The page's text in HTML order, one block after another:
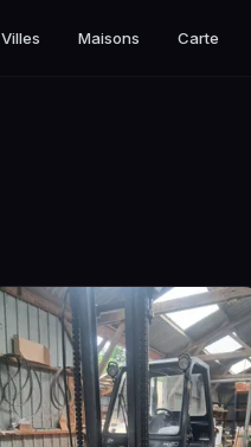
Villes Maisons Carte